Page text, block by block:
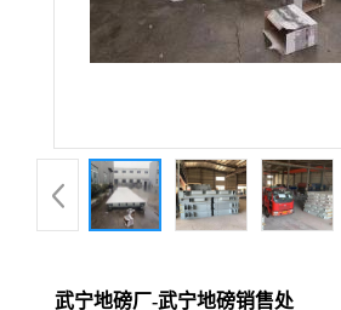
武宁地磅厂-武宁地磅销售处